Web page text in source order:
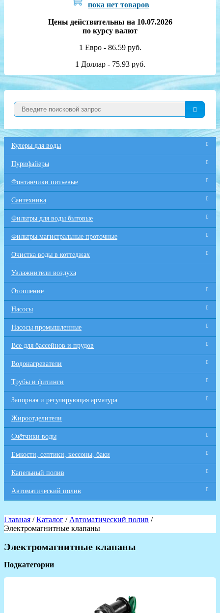
пока нет товаров
Цены действительны на 10.07.2026
по курсу валют
1 Евро - 86.59 руб.
1 Доллар - 75.93 руб.
Кулеры для воды
Пурифайеры
Фонтанчики питьевые
Сантехника
Фильтры для воды бытовые
Фильтры магистральные проточные
Очистка воды в коттеджах
Увлажнители воздуха
Отопление
Насосы
Насосы промышленные
Все для бaссейнов и прудов
Водонагреватели
Трубы и фитинги
Запорная и регулирующая арматура
Жироотделители
Счётчики воды
Емкости, септики, кессоны, баки
Капельный полив
Автоматический полив
Главная /Каталог / Автоматический полив /
Электромагнитные клапаны
Электромагнитные клапаны
Подкатегории